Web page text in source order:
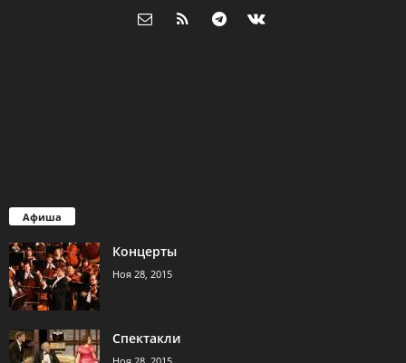
Афиша
Концерты
Ноя 28, 2015
Спектакли